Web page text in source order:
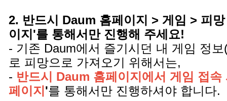
2. 반드시 Daum 홈페이지 > 게임 > 피
이지'를 통해서만 진행해 주세요!
- 기존 Daum에서 즐기시던 내 게임 정
로 피망으로 가져오기 위해서는,
- 반드시 Daum 홈페이지에서 게임 접
페이지 '를 통해서만 진행하셔야 합니다.